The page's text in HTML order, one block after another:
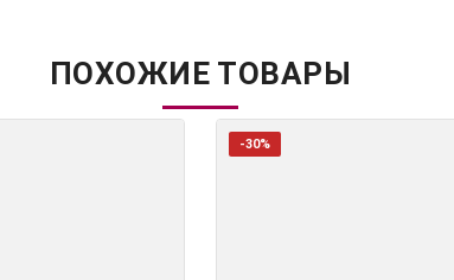
ПОХОЖИЕ ТОВАРЫ
-30%